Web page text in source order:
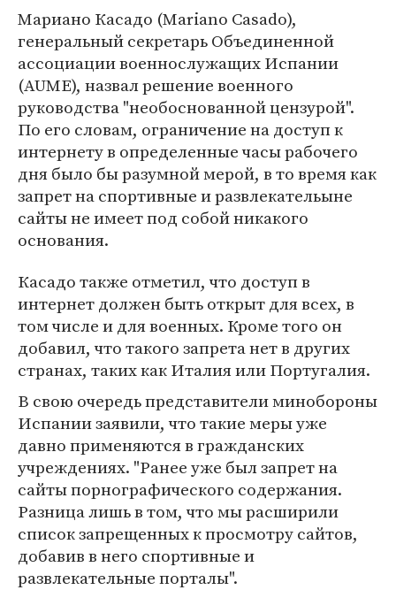
Мариано Касадо (Mariano Casado),
генеральный секретарь Объединенной
ассоциации военнослужащих Испании
(AUME), назвал решение военного
руководства "необоснованной цензурой".
По его словам, ограничение на доступ к
интернету в определенные часы рабочего
дня было бы разумной мерой, в то время как
запрет на спортивные и развлекательыне
сайты не имеет под собой никакого
основания.
Касадо также отметил, что доступ в
интернет должен быть открыт для всех, в
том числе и для военных. Кроме того он
добавил, что такого запрета нет в других
странах, таких как Италия или Португалия.
В свою очередь представители минобороны
Испании заявили, что такие меры уже
давно применяются в гражданских
учреждениях. "Ранее уже был запрет на
сайты порнографического содержания.
Разница лишь в том, что мы расширили
список запрещенных к просмотру сайтов,
добавив в него спортивные и
развлекательные порталы".